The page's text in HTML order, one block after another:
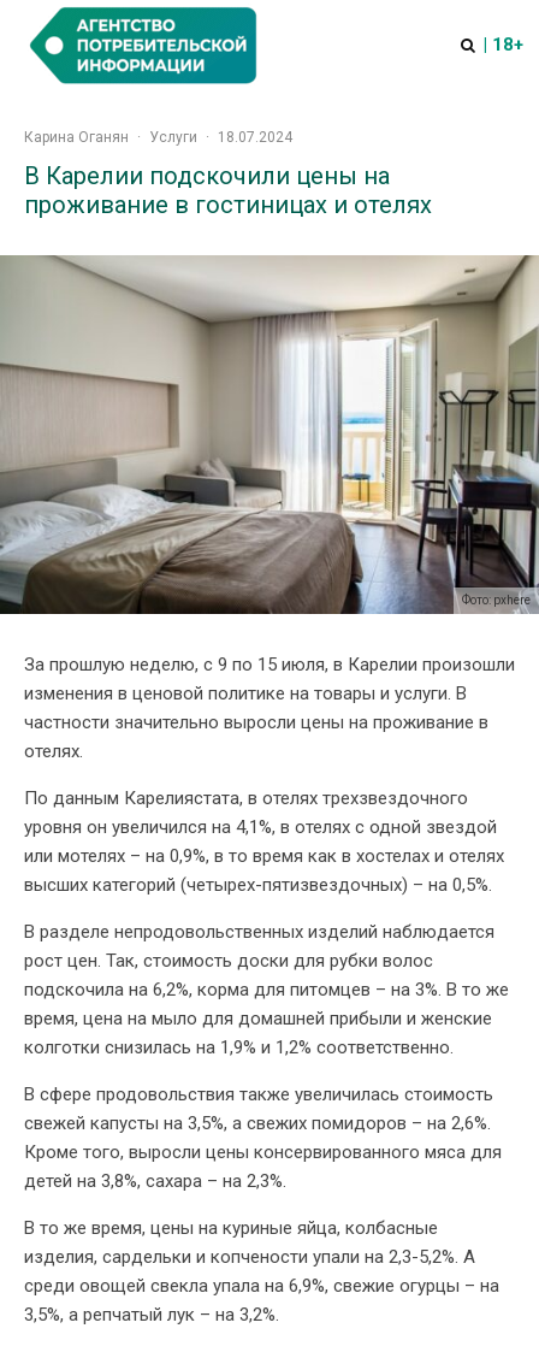
| 18+
Карина Оганян · Услуги · 18.07.2024
В Карелии подскочили цены на
проживание в гостиницах и отелях
Фото: pxhere
За прошлую неделю, с 9 по 15 июля, в Карелии произошли
изменения в ценовой политике на товары и услуги. В
частности значительно выросли цены на проживание в
отелях.
По данным Карелиястата, в отелях трехзвездочного
уровня он увеличился на 4,1%, в отелях с одной звездой
или мотелях – на 0,9%, в то время как в хостелах и отелях
высших категорий (четырех-пятизвездочных) – на 0,5%.
В разделе непродовольственных изделий наблюдается
рост цен. Так, стоимость доски для рубки волос
подскочила на 6,2%, корма для питомцев – на 3%. В то же
время, цена на мыло для домашней прибыли и женские
колготки снизилась на 1,9% и 1,2% соответственно.
В сфере продовольствия также увеличилась стоимость
свежей капусты на 3,5%, а свежих помидоров – на 2,6%.
Кроме того, выросли цены консервированного мяса для
детей на 3,8%, сахара – на 2,3%.
В то же время, цены на куриные яйца, колбасные
изделия, сардельки и копчености упали на 2,3-5,2%. А
среди овощей свекла упала на 6,9%, свежие огурцы – на
3,5%, а репчатый лук – на 3,2%.